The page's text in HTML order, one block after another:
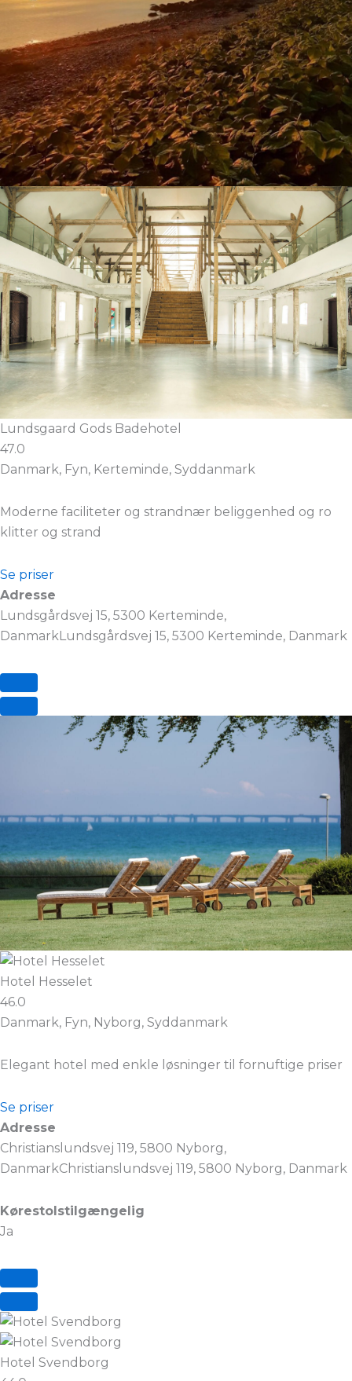
Lundsgaard Gods Badehotel
47.0
Danmark, Fyn, Kerteminde, Syddanmark
Moderne faciliteter og strandnær beliggenhed og ro
klitter og strand
Se priser
Adresse
Lundsgårdsvej 15, 5300 Kerteminde,
DanmarkLundsgårdsvej 15, 5300 Kerteminde, Danmark
Hotel Hesselet
46.0
Danmark, Fyn, Nyborg, Syddanmark
Elegant hotel med enkle løsninger til fornuftige priser
Se priser
Adresse
Christianslundsvej 119, 5800 Nyborg,
DanmarkChristianslundsvej 119, 5800 Nyborg, Danmark
Kørestolstilgængelig
Ja
Hotel Svendborg